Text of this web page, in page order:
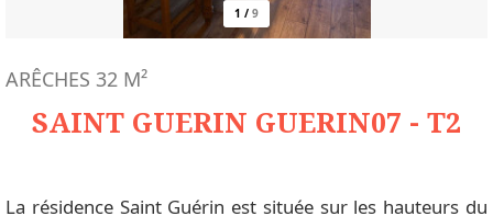
1 / 9
SAINT GUERIN GUERIN07 - T2
ARÊCHES 32 M²
La résidence Saint Guérin est située sur les hauteurs du